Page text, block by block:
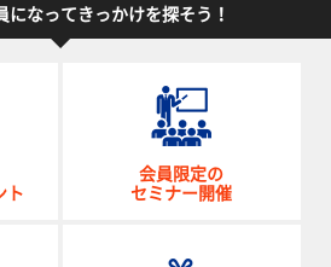
になってきっかけを探そう！
ト
会員限定の
セミナー開催